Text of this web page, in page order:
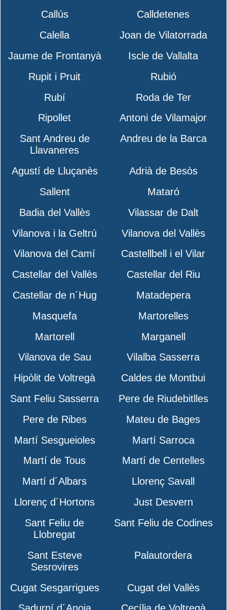
Callús
Calldetenes
Calella
Joan de Vilatorrada
Jaume de Frontanyà
Iscle de Vallalta
Rupit i Pruit
Rubió
Rubí
Roda de Ter
Ripollet
Antoni de Vilamajor
Sant Andreu de
Llavaneres
Andreu de la Barca
Agustí de Lluçanès
Adrià de Besòs
Sallent
Mataró
Badia del Vallès
Vilassar de Dalt
Vilanova i la Geltrú
Vilanova del Vallès
Vilanova del Camí
Castellbell i el Vilar
Castellar del Vallès
Castellar del Riu
Castellar de n´Hug
Matadepera
Masquefa
Martorelles
Martorell
Marganell
Vilanova de Sau
Vilalba Sasserra
Hipòlit de Voltregà
Caldes de Montbui
Sant Feliu Sasserra
Pere de Riudebitlles
Pere de Ribes
Mateu de Bages
Martí Sesgueioles
Martí Sarroca
Martí de Tous
Martí de Centelles
Martí d´Albars
Llorenç Savall
Llorenç d´Hortons
Just Desvern
Sant Feliu de
Llobregat
Sant Feliu de Codines
Sant Esteve
Sesrovires
Palautordera
Cugat Sesgarrigues
Cugat del Vallès